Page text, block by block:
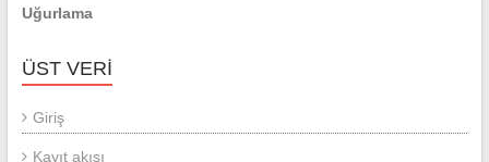
Uğurlama
ÜST VERI
Giriş
Kayıt akışı